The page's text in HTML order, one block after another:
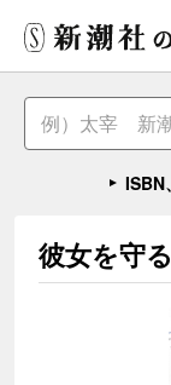
ISBN
彼女を守